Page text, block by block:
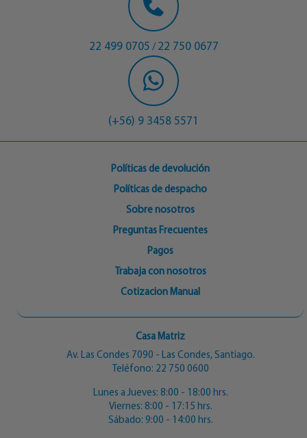
22 499 0705 / 22 750 0677
(+56) 9 3458 5571
Políticas de devolución
Políticas de despacho
Sobre nosotros
Preguntas Frecuentes
Pagos
Trabaja con nosotros
Cotizacion Manual
Casa Matriz
Av. Las Condes 7090 - Las Condes, Santiago.
Teléfono: 22 750 0600
Lunes a Jueves: 8:00 - 18:00 hrs.
Viernes: 8:00 - 17:15 hrs.
Sábado: 9:00 - 14:00 hrs.